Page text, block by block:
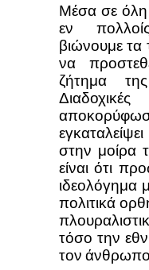
Μέσα σε
εν
βιώνουμε τα
να
ζήτημα της
στην μοίρα
είναι ότι
ιδεολόγημα
πολιτικά
τόσο την
τον